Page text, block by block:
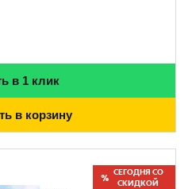
в 1 клик
в корзину
СЕГОДНЯ СО
СКИДКОЙ